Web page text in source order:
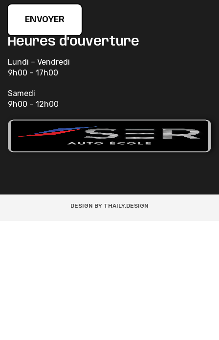
ENVOYER
Heures d'ouverture
Lundi – Vendredi
9h00 – 17h00
Samedi
9h00 – 12h00
DESIGN BY THAILY.DESIGN